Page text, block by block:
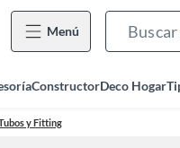
Menú
ConstructorDeco Hogar
y Fitting